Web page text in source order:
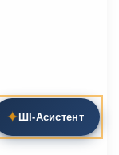
✦ ШІ‑Асистент